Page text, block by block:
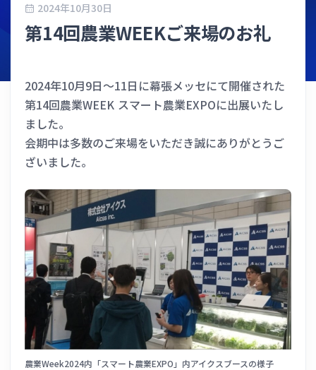
2024年10月30日
第14回農業WEEKご来場のお礼
2024年10月9日〜11日に幕張メッセにて開催された
第14回農業WEEK スマート農業EXPOに出展いたし
ました。
会期中は多数のご来場をいただき誠にありがとうご
ざいました。
農業Week2024内「スマート農業EXPO」内アイクスブースの様子